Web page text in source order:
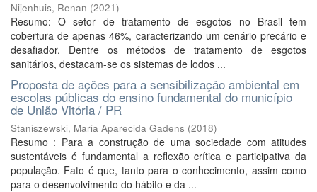
Nijenhuis, Renan (2021)
Resumo: O setor de tratamento de esgotos no Brasil tem
cobertura de apenas 46%, caracterizando um cenário precário e
desafiador. Dentre os métodos de tratamento de esgotos
sanitários, destacam-se os sistemas de lodos ...
Proposta de ações para a sensibilização ambiental em
escolas públicas do ensino fundamental do município
de União Vitória / PR
Staniszewski, Maria Aparecida Gadens (2018)
Resumo : Para a construção de uma sociedade com atitudes
sustentáveis é fundamental a reflexão crítica e participativa da
população. Fato é que, tanto para o conhecimento, assim como
para o desenvolvimento do hábito e da ...